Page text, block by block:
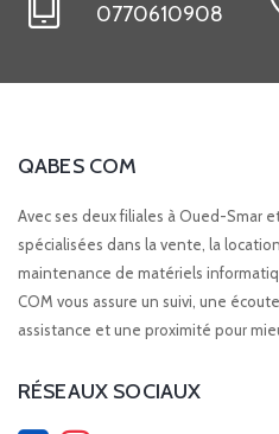
0770610908
QABES COM
Avec ses deux filiales à Oued-Smar
spécialisées dans la vente, la
maintenance de matériels
COM vous assure un suivi, une
assistance et une proximité pour
RÉSEAUX SOCIAUX